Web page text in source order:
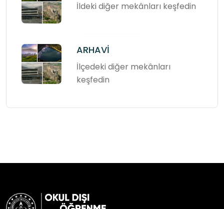
İldeki diğer mekânları keşfedin
ARHAVİ
İlçedeki diğer mekânları
keşfedin